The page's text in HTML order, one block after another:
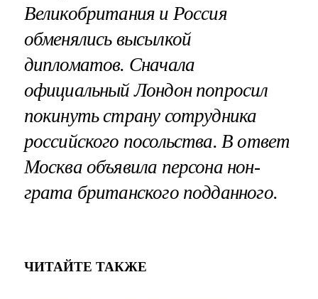
Великобритания и Россия
обменялись высылкой
дипломатов. Сначала
официальный Лондон попросил
покинуть страну сотрудника
российского посольства. В ответ
Москва объявила персона нон-
грата британского подданного.
ЧИТАЙТЕ ТАКЖЕ